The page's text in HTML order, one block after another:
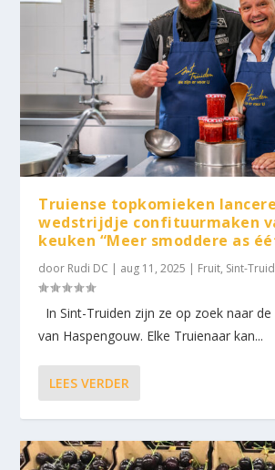
Truiense topkomieken
wedstrijdje confituurmaken
keuken “Meer smoddere as
door Rudi DC | aug 11, 2025 | Fruit, Sint-
In Sint-Truiden zijn ze op zoek naar
van Haspengouw. Elke Truienaar kan...
LEES VERDER